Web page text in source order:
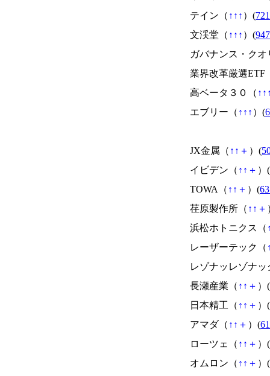
テイン（ ↑ ↑ ↑ ）(
文渓堂（ ↑ ↑ ↑ ）(
ガバナンス・ク
業界改革厳選ETF
高ベータ３０（ ↑ ↑
エブリー（ ↑ ↑ ↑ ）(
JX金属（ ↑ ↑ ＋ ）(
イビデン（ ↑ ↑ ＋ ）(
TOWA（ ↑ ↑ ＋ ）(
荏原製作所（ ↑ ↑ ＋
浜松ホトニクス（
レーザーテック（
レゾナッレゾナッ
長瀬産業（ ↑ ↑ ＋ ）(
日本精工（ ↑ ↑ ＋ ）(
アマダ（ ↑ ↑ ＋ ）(
ローツェ（ ↑ ↑ ＋ ）(
オムロン（ ↑ ↑ ＋ ）(